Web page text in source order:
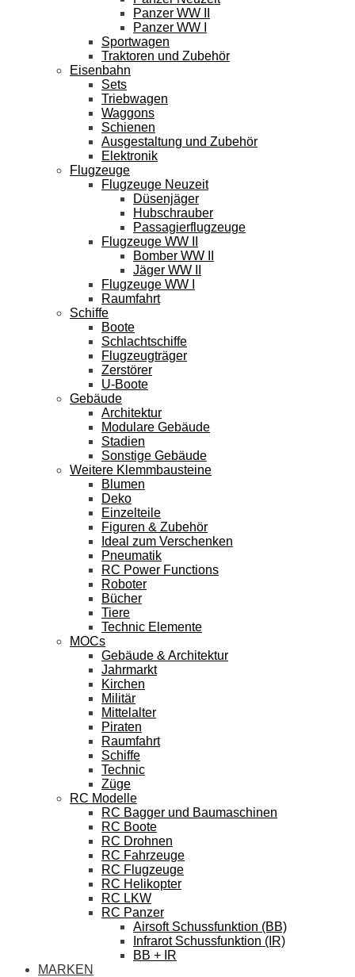
Panzer WW II
Panzer WW I
Sportwagen
Traktoren und Zubehör
Eisenbahn
Sets
Triebwagen
Waggons
Schienen
Ausgestaltung und Zubehör
Elektronik
Flugzeuge
Flugzeuge Neuzeit
Düsenjäger
Hubschrauber
Passagierflugzeuge
Flugzeuge WW II
Bomber WW II
Jäger WW II
Flugzeuge WW I
Raumfahrt
Schiffe
Boote
Schlachtschiffe
Flugzeugträger
Zerstörer
U-Boote
Gebäude
Architektur
Modulare Gebäude
Stadien
Sonstige Gebäude
Weitere Klemmbausteine
Blumen
Deko
Einzelteile
Figuren & Zubehör
Ideal zum Verschenken
Pneumatik
RC Power Functions
Roboter
Bücher
Tiere
Technic Elemente
MOCs
Gebäude & Architektur
Jahrmarkt
Kirchen
Militär
Mittelalter
Piraten
Raumfahrt
Schiffe
Technic
Züge
RC Modelle
RC Bagger und Baumaschinen
RC Boote
RC Drohnen
RC Fahrzeuge
RC Flugzeuge
RC Helikopter
RC LKW
RC Panzer
Airsoft Schussfunktion (BB)
Infrarot Schussfunktion (IR)
BB + IR
MARKEN